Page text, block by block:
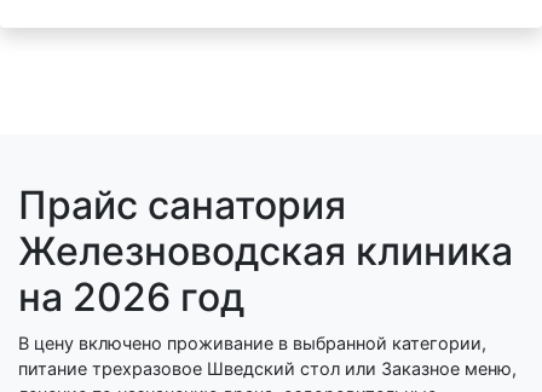
Прайс санатория
Железноводская клиника
на 2026 год
В цену включено проживание в выбранной категории,
питание трехразовое Шведский стол или Заказное меню,